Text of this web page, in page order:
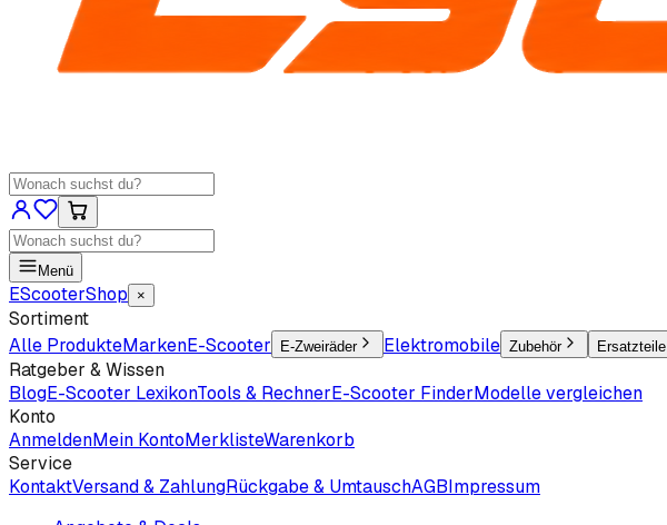
Menü
EScooterShop ×
Sortiment
Alle ProdukteMarkenE-Scooter E-Zweiräder Elektromobile Zubehör Ersatzteile
Ratgeber & Wissen
BlogE-Scooter LexikonTools & RechnerE-Scooter FinderModelle vergleichen
Konto
AnmeldenMein KontoMerklisteWarenkorb
Service
KontaktVersand & ZahlungRückgabe & UmtauschAGBImpressum